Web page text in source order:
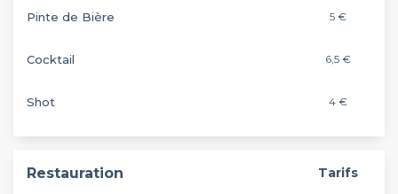
Pinte de Bière 5 €
Cocktail 6,5 €
Shot 4 €
Restauration Tarifs